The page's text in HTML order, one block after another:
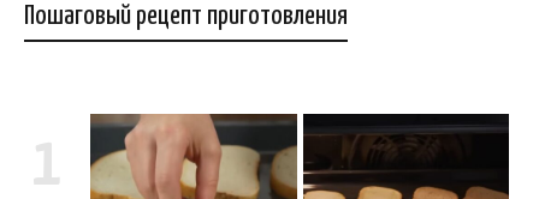
Пошаговый рецепт приготовления
1